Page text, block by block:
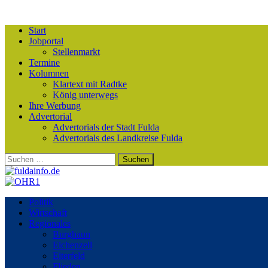
Start
Jobportal
Stellenmarkt
Termine
Kolumnen
Klartext mit Radtke
König unterwegs
Ihre Werbung
Advertorial
Advertorials der Stadt Fulda
Advertorials des Landkreise Fulda
Suchen
nach:
Politik
Wirtschaft
Regionales
Burghaun
Eichenzell
Eiterfeld